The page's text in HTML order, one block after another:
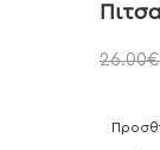
26.00€